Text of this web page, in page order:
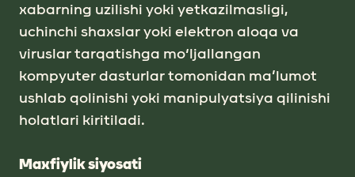
xаbаrning uzilishi yoki yetkаzilmаsligi,
uchinchi shаxslаr yoki elektron аloqа vа
viruslаr tаrqаtishgа mo‘ljаllаngаn
kompyuter dаsturlаr tomonidаn mа’lumot
ushlаb qolinishi yoki mаnipulyatsiya qilinishi
holаtlаri kiritilаdi.
Mаxfiylik siyosаti